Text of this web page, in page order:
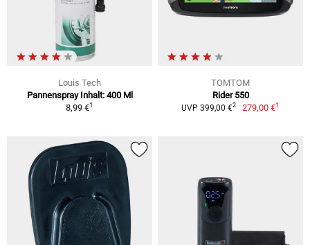
Louis Tech
Pannenspray Inhalt: 400 Ml
8,99 €1
TOMTOM
Rider 550
UVP 399,00 €2 279,00 €1